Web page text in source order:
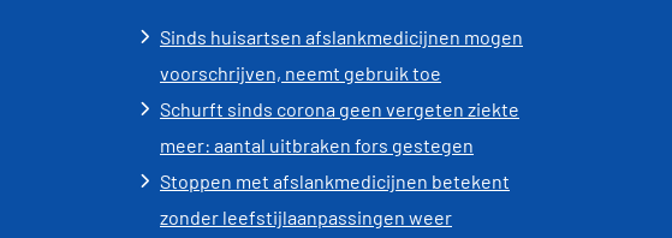
Sinds huisartsen afslankmedicijnen mogen
voorschrijven, neemt gebruik toe
Schurft sinds corona geen vergeten ziekte
meer: aantal uitbraken fors gestegen
Stoppen met afslankmedicijnen betekent
zonder leefstijlaanpassingen weer